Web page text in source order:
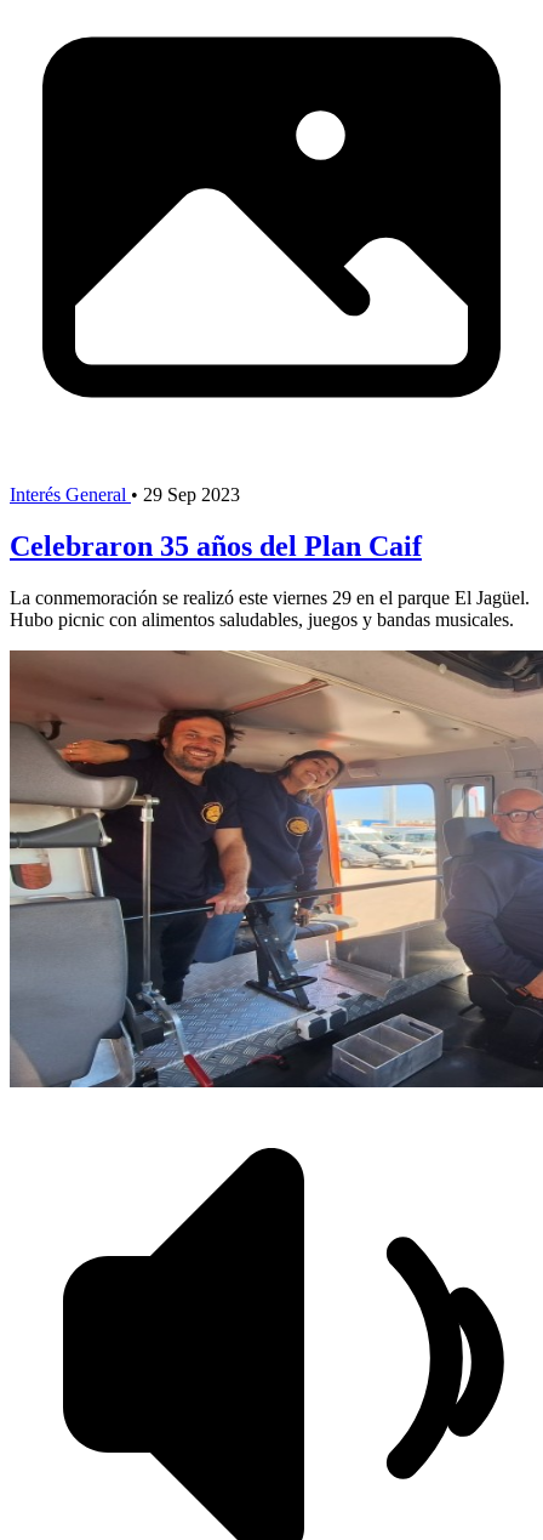
Interés General • 29 Sep 2023
Celebraron 35 años del Plan Caif
La conmemoración se realizó este viernes 29 en el parque El Jagüel.
Hubo picnic con alimentos saludables, juegos y bandas musicales.